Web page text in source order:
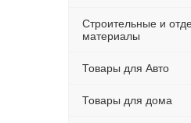
Строительные и
материалы
Товары для Авто
Товары для дома